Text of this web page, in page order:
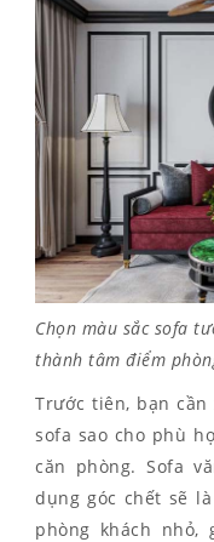
Chọn màu sắc sofa
thành tâm điểm
Trước tiên, bạn
sofa sao cho phù
căn phòng. Sofa
dụng góc chết sẽ
phòng khách